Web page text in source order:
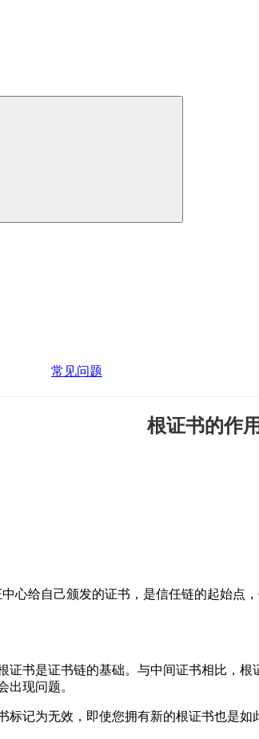
常见问题
根证书的作
心给自己颁发的证书，是信任链的起始点
证书是证书链的基础。与中间证书相比，
出现问题。
标记为无效，即使您拥有新的根证书也是如